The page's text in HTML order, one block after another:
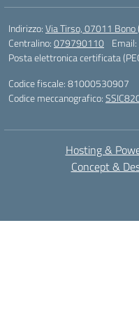
Indirizzo:Via Tirso, 07011 Bono
Centralino:079790110 Email:
Posta elettronica certificata
Codice fiscale: 81000530907
Codice meccanografico:
Hosting &
Concept &